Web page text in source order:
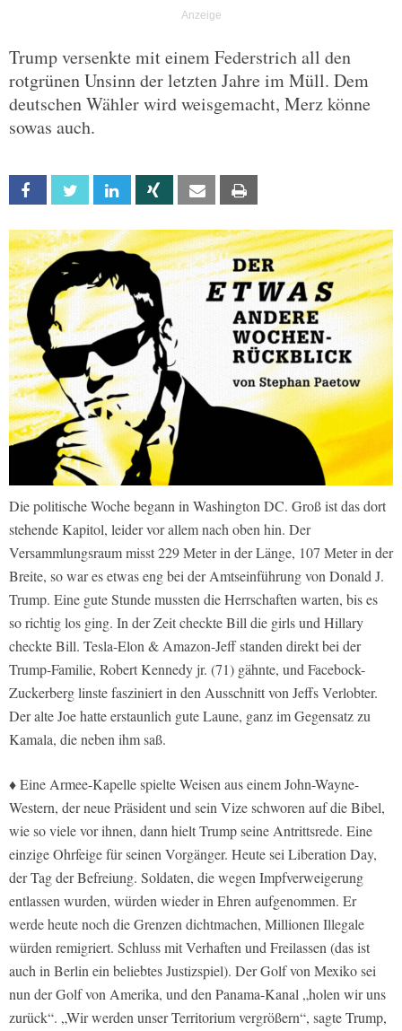
Trump versenkte mit einem Federstrich all den
rotgrünen Unsinn der letzten Jahre im Müll. Dem
deutschen Wähler wird weisgemacht, Merz könne
sowas auch.
Facebook Twitter Linkedin Xing Email
Die politische Woche begann in Washington DC. Groß ist das dort
stehende Kapitol, leider vor allem nach oben hin. Der
Versammlungsraum misst 229 Meter in der Länge, 107 Meter in der
Breite, so war es etwas eng bei der Amtseinführung von Donald J.
Trump. Eine gute Stunde mussten die Herrschaften warten, bis es
so richtig los ging. In der Zeit checkte Bill die girls und Hillary
checkte Bill. Tesla-Elon & Amazon-Jeff standen direkt bei der
Trump-Familie, Robert Kennedy jr. (71) gähnte, und Facebock-
Zuckerberg linste fasziniert in den Ausschnitt von Jeffs Verlobter.
Der alte Joe hatte erstaunlich gute Laune, ganz im Gegensatz zu
Kamala, die neben ihm saß.
♦ Eine Armee-Kapelle spielte Weisen aus einem John-Wayne-
Western, der neue Präsident und sein Vize schworen auf die Bibel,
wie so viele vor ihnen, dann hielt Trump seine Antrittsrede. Eine
einzige Ohrfeige für seinen Vorgänger. Heute sei Liberation Day,
der Tag der Befreiung. Soldaten, die wegen Impfverweigerung
entlassen wurden, würden wieder in Ehren aufgenommen. Er
werde heute noch die Grenzen dichtmachen, Millionen Illegale
würden remigriert. Schluss mit Verhaften und Freilassen (das ist
auch in Berlin ein beliebtes Justizspiel). Der Golf von Mexiko sei
nun der Golf von Amerika, und den Panama-Kanal „holen wir uns
zurück“. „Wir werden unser Territorium vergrößern“, sagte Trump,